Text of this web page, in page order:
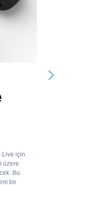
Live için
üzere
Bu
bir
Sonraki